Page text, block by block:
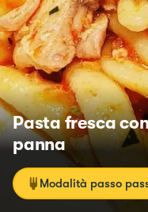
Pasta fresca
panna
Modalità passo